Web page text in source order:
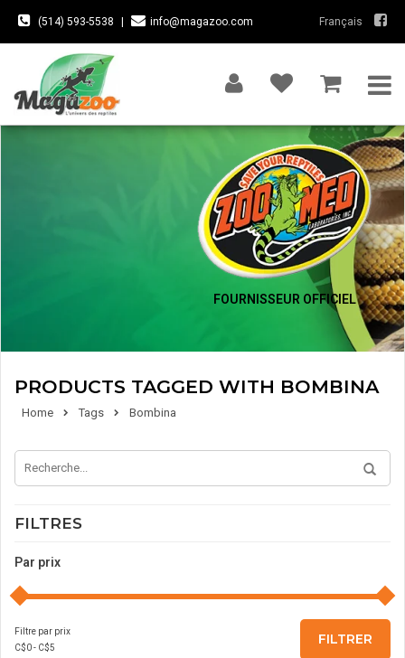
(514) 593-5538 info@magazoo.com Français
FOURNISSEUR OFFICIEL
PRODUCTS TAGGED WITH BOMBINA
Home Tags Bombina
FILTRES
Par prix
Filtre par prix
C$0- C$5
FILTRER